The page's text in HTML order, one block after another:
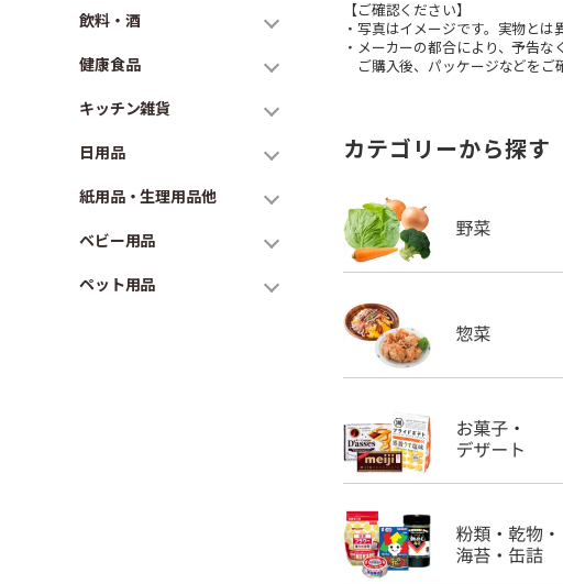
飲料・酒
健康食品
キッチン雑貨
日用品
紙用品・生理用品他
ベビー用品
ペット用品
【ご確認ください】
・写真はイメージです。実物とは
・メーカーの都合により、予告
ご購入後、パッケージなどをご
カテゴリーから探す